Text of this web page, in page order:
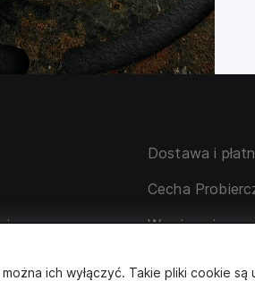
Dostawa i
Cecha
Wymiana i
ich wyłączyć. Takie pliki cookie są